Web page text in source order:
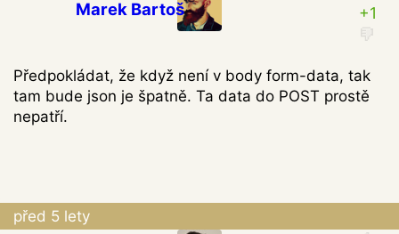
Marek Bartoš
Předpokládat, že když není v body form-data, tak
tam bude json je špatně. Ta data do POST prostě
nepatří.
před 5 lety